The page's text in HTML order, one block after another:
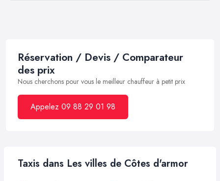
Réservation / Devis / Comparateur
des prix
Nous cherchons pour vous le meilleur chauffeur à petit prix
Appelez 09 88 29 01 98
Taxis dans Les villes de Côtes d'armor